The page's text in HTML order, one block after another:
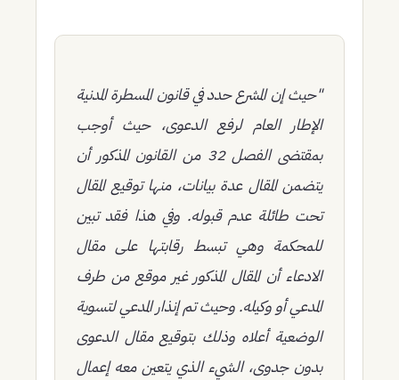
"حيث إن المشرع حدد في قانون المسطرة المدنية
الإطار العام لرفع الدعوى، حيث أوجب
بمقتضى الفصل 32 من القانون المذكور أن
يتضمن المقال عدة بيانات، منها توقيع المقال
تحت طائلة عدم قبوله. وفي هذا فقد تبين
للمحكمة وهي تبسط رقابتها على مقال
الادعاء أن المقال المذكور غير موقع من طرف
المدعي أو وكيله. وحيث تم إنذار المدعي لتسوية
الوضعية أعلاه وذلك بتوقيع مقال الدعوى
بدون جدوى، الشيء الذي يتعين معه إعمال